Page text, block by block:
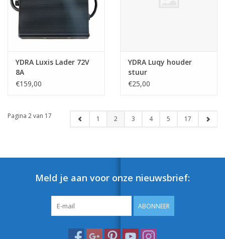
YDRA Luxis Lader 72V
8A
€159,00
YDRA Luqy houder
stuur
€25,00
Pagina 2 van 17 1 2 3 4 5 17
Meld je aan voor onze nieuwsbrief:
ABONNEER